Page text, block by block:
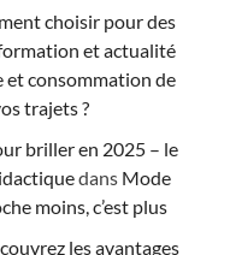
choisir pour des
et actualité
et consommation de
trajets ?
briller en 2025 – le
dans Mode
moins, c’est plus
les avantages